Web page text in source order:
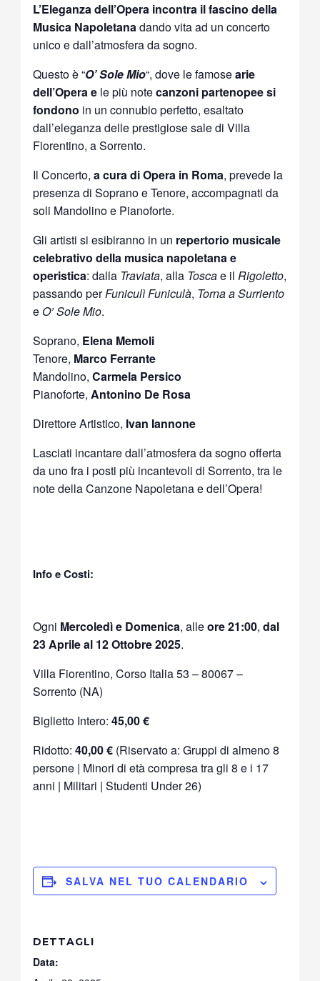
L’Eleganza dell’Opera incontra il fascino della
Musica Napoletanadando vita ad un concerto
unico e dall’atmosfera da sogno.
Questo è “O’ Sole Mio“, dove le famosearie
dell’Opera e le più notecanzoni partenopee si
fondono in un connubio perfetto, esaltato
dall’eleganza delle prestigiose sale di Villa
Fiorentino, a Sorrento.
Il Concerto,a cura di Opera in Roma, prevede la
presenza di Soprano e Tenore, accompagnati da
soli Mandolino e Pianoforte.
Gli artisti si esibiranno in un repertorio musicale
celebrativo della musica napoletana e
operistica: dalla Traviata, alla Toscae ilRigoletto,
passando perFuniculì Funiculà, Torna a Surriento
e O’ Sole Mio.
Soprano, Elena Memoli
Tenore, Marco Ferrante
Mandolino,Carmela Persico
Pianoforte,Antonino De Rosa
Direttore Artistico, Ivan Iannone
Lasciati incantare dall’atmosfera da sogno offerta
da uno fra i posti più incantevoli di Sorrento, tra le
note della Canzone Napoletana e dell’Opera!
Info e Costi:
Ogni Mercoledì e Domenica, alleore 21:00,dal
23 Aprile al 12 Ottobre 2025.
Villa Fiorentino, Corso Italia 53 – 80067 –
Sorrento (NA)
Biglietto Intero:45,00 €
Ridotto:40,00 € (Riservato a: Gruppi di almeno 8
persone | Minori di età compresa tra gli 8 e i 17
anni | Militari | Studenti Under 26)
SALVA NEL TUO CALENDARIO
DETTAGLI
Data: